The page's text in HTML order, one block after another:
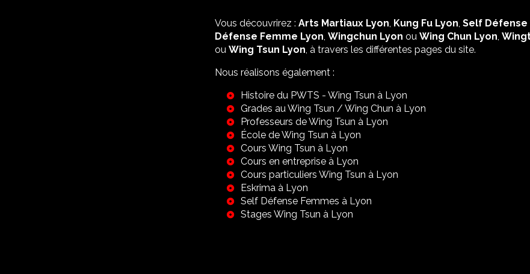
Vous découvrirez : Arts Martiaux Lyon, Kung Fu Lyon, Self Défense
Défense Femme Lyon, Wingchun Lyon ou Wing Chun Lyon,
ou Wing Tsun Lyon, à travers les différentes pages du site.
Nous réalisons également :
Histoire du PWTS - Wing Tsun à Lyon
Grades au Wing Tsun / Wing Chun à Lyon
Professeurs de Wing Tsun à Lyon
École de Wing Tsun à Lyon
Cours Wing Tsun à Lyon
Cours en entreprise à Lyon
Cours particuliers Wing Tsun à Lyon
Eskrima à Lyon
Self Défense Femmes à Lyon
Stages Wing Tsun à Lyon